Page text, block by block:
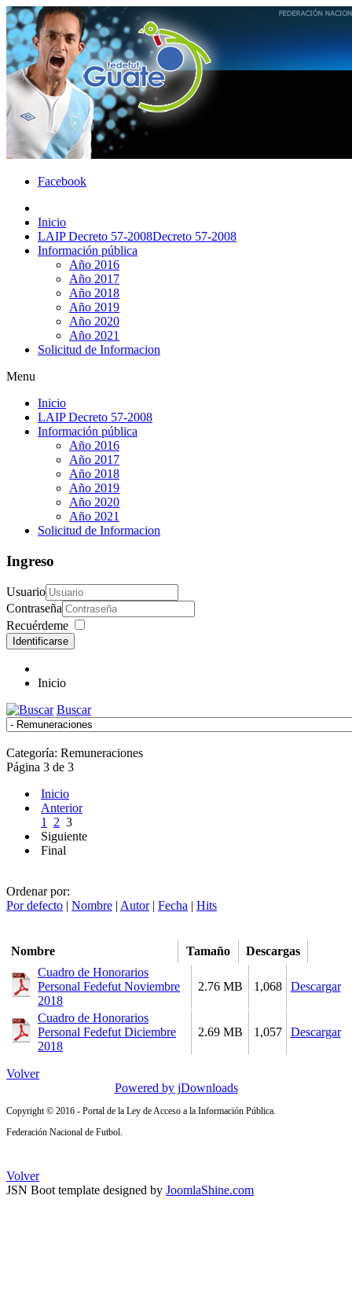
Facebook
Inicio
LAIP Decreto 57-2008Decreto 57-2008
Información pública
Año 2016
Año 2017
Año 2018
Año 2019
Año 2020
Año 2021
Solicitud de Informacion
Menu
Inicio
LAIP Decreto 57-2008
Información pública
Año 2016
Año 2017
Año 2018
Año 2019
Año 2020
Año 2021
Solicitud de Informacion
Ingreso
Usuario
Contraseña
Recuérdeme
Identificarse
Inicio
Buscar
Categoría: Remuneraciones
Página 3 de 3
Inicio
Anterior
1 2 3
Siguiente
Final
Ordenar por:
Por defecto | Nombre | Autor| Fecha | Hits
Nombre Tamaño
Descargas
Cuadro de Honorarios
Personal Fedefut Noviembre
2018
2.76 MB 1,068 Descargar
Cuadro de Honorarios
Personal Fedefut Diciembre
2018
2.69 MB 1,057 Descargar
Volver
Powered by jDownloads
Copyright © 2016 - Portal de la Ley de Acceso a la Información Pública.
Federación Nacional de Futbol.
Volver
JSN Boot template designed by JoomlaShine.com